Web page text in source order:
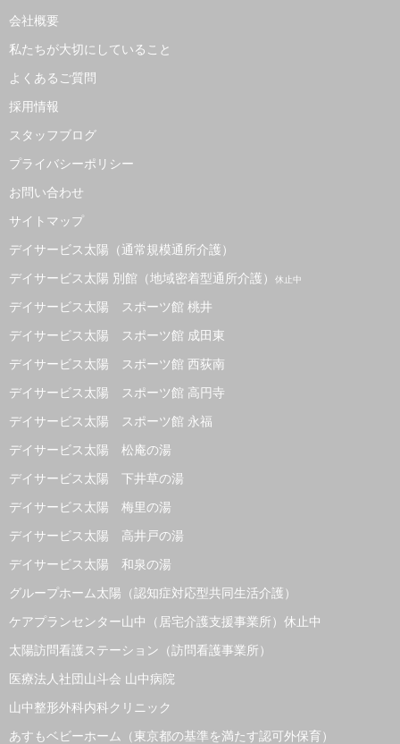
会社概要
私たちが大切にしていること
よくあるご質問
採用情報
スタッフブログ
プライバシーポリシー
お問い合わせ
サイトマップ
デイサービス太陽（通常規模通所介護）
デイサービス太陽 別館（地域密着型通所介護）
休止中
デイサービス太陽 スポーツ館 桃井
デイサービス太陽 スポーツ館 成田東
デイサービス太陽 スポーツ館 西荻南
デイサービス太陽 スポーツ館 高円寺
デイサービス太陽 スポーツ館 永福
デイサービス太陽 松庵の湯
デイサービス太陽 下井草の湯
デイサービス太陽 梅里の湯
デイサービス太陽 高井戸の湯
デイサービス太陽 和泉の湯
グループホーム太陽（認知症対応型共同生活介護）
ケアプランセンター山中（居宅介護支援事業所）休止中
太陽訪問看護ステーション（訪問看護事業所）
医療法人社団山斗会 山中病院
山中整形外科内科クリニック
あすもベビーホーム（東京都の基準を満たす認可外保育）